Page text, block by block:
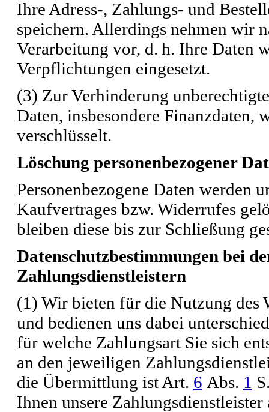
Ihre Adress-, Zahlungs- und
speichern. Allerdings nehmen wir
Verarbeitung vor, d. h. Ihre Daten
Verpflichtungen eingesetzt.
(3) Zur Verhinderung
Daten, insbesondere
verschlüsselt.
Löschung personenbezogener
Personenbezogene Daten werden
Kaufvertrages bzw. Widerrufes
bleiben diese bis zur Schließung
Datenschutzbestimmungen bei
Zahlungsdienstleistern
(1) Wir bieten für die Nutzung des
und bedienen uns dabei
für welche Zahlungsart Sie sich
an den jeweiligen
die Übermittlung ist Art. 6 Abs. 1
Ihnen unsere Zahlungsdienstleister